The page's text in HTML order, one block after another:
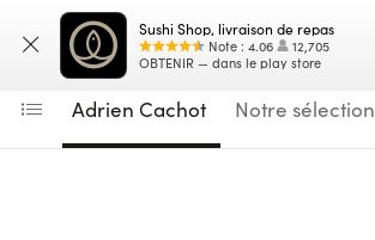
Sushi Shop, livraison de repas
Note : 4.06
12,705
OBTENIR — dans le play store
Carte
Saisissez votre adresse
Adrien Cachot Notre sélection
Navigated to Adrien Cachot